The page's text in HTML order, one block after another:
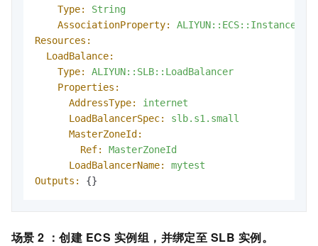
Type:
String
AssociationProperty:
Resources:
LoadBalance:
Type:
ALIYUN::SLB::LoadBalancer
Properties:
AddressType:
internet
LoadBalancerSpec:
slb.s1.small
MasterZoneId:
Ref:
MasterZoneId
LoadBalancerName:
mytest
Outputs:
{}
场景 2 ：创建 ECS 实例组，并绑定至 SLB 实例。